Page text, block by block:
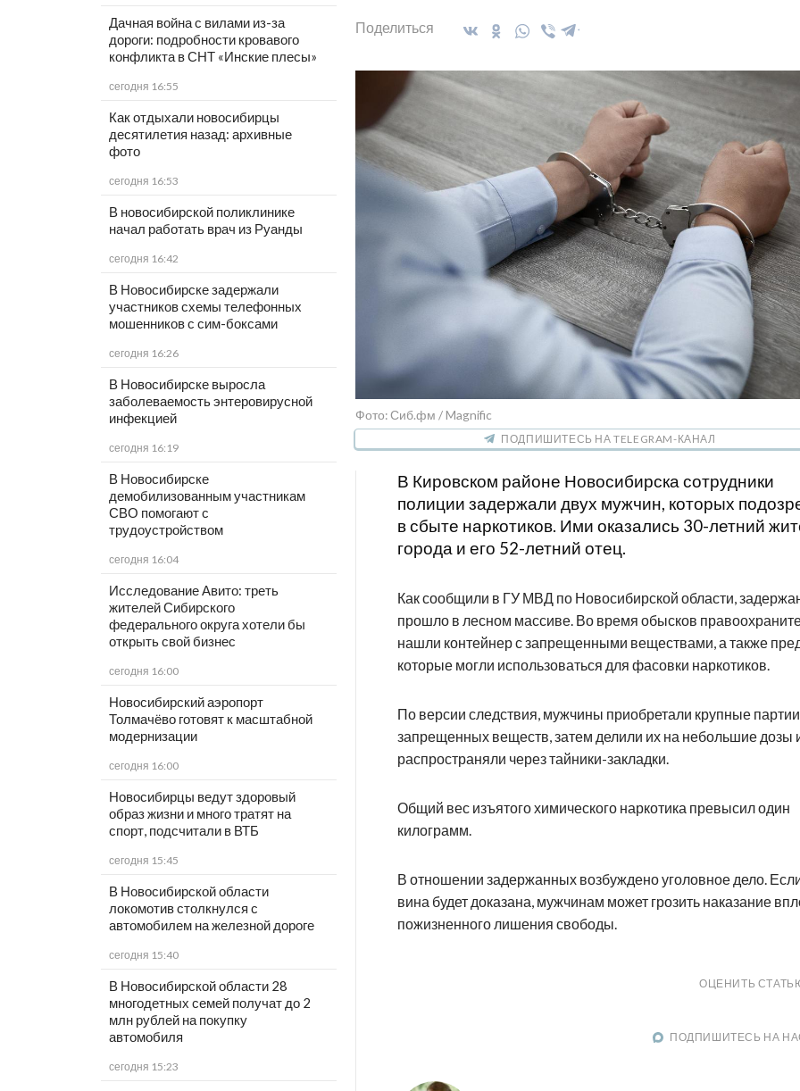
Дачная война с вилами из-за
дороги: подробности кровавого
конфликта в СНТ «Инские плесы»
сегодня 16:55
Как отдыхали новосибирцы
десятилетия назад: архивные
фото
сегодня 16:53
В новосибирской поликлинике
начал работать врач из Руанды
сегодня 16:42
В Новосибирске задержали
участников схемы телефонных
мошенников с сим-боксами
сегодня 16:26
В Новосибирске выросла
заболеваемость энтеровирусной
инфекцией
сегодня 16:19
В Новосибирске
демобилизованным участникам
СВО помогают с
трудоустройством
сегодня 16:04
Исследование Авито: треть
жителей Сибирского
федерального округа хотели бы
открыть свой бизнес
сегодня 16:00
Новосибирский аэропорт
Толмачёво готовят к масштабной
модернизации
сегодня 16:00
Новосибирцы ведут здоровый
образ жизни и много тратят на
спорт, подсчитали в ВТБ
сегодня 15:45
В Новосибирской области
локомотив столкнулся с
автомобилем на железной дороге
сегодня 15:40
В Новосибирской области 28
многодетных семей получат до 2
млн рублей на покупку
автомобиля
сегодня 15:23
Поделиться
Фото: Сиб.фм / Magnific
ПОДПИШИТЕСЬ НА TELEGRAM-КАНАЛ
В Кировском районе Новосибирска сотрудники
полиции задержали двух мужчин, которых
в сбыте наркотиков. Ими оказались 30-летний
города и его 52-летний отец.
Как сообщили в ГУ МВД по Новосибирской области,
прошло в лесном массиве. Во время обысков
нашли контейнер с запрещенными веществами, а также
которые могли использоваться для фасовки наркотиков.
По версии следствия, мужчины приобретали крупные партии
запрещенных веществ, затем делили их на небольшие дозы
распространяли через тайники-закладки.
Общий вес изъятого химического наркотика превысил один
килограмм.
В отношении задержанных возбуждено уголовное дело.
вина будет доказана, мужчинам может грозить наказание
пожизненного лишения свободы.
ОЦЕНИТЬ
ПОДПИШИТЕСЬ НА